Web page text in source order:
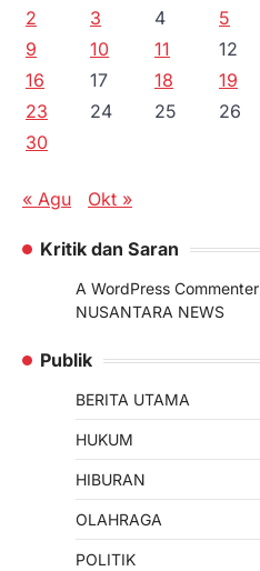
2
3 4 5
9
10 11 12
16
17 18 19
23
24 25 26
30
« Agu Okt »
Kritik dan Saran
A WordPress Commenter
NUSANTARA NEWS
Publik
BERITA UTAMA
HUKUM
HIBURAN
OLAHRAGA
POLITIK